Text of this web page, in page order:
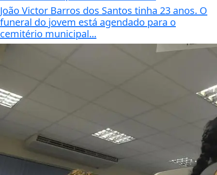
João Victor Barros dos Santos tinha 23 anos. O
funeral do jovem está agendado para o
cemitério municipal...